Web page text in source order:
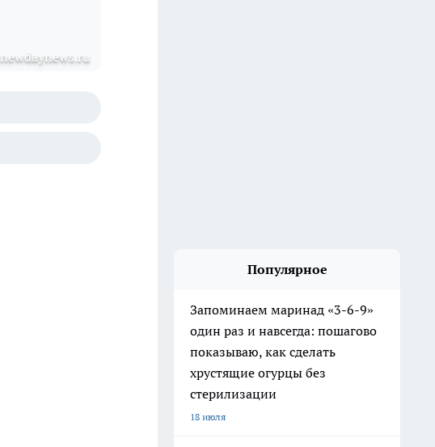
newdaynews.ru
Популярное
Запоминаем маринад «3-6-9»
один раз и навсегда: пошагово
показываю, как сделать
хрустящие огурцы без
стерилизации
18 июля